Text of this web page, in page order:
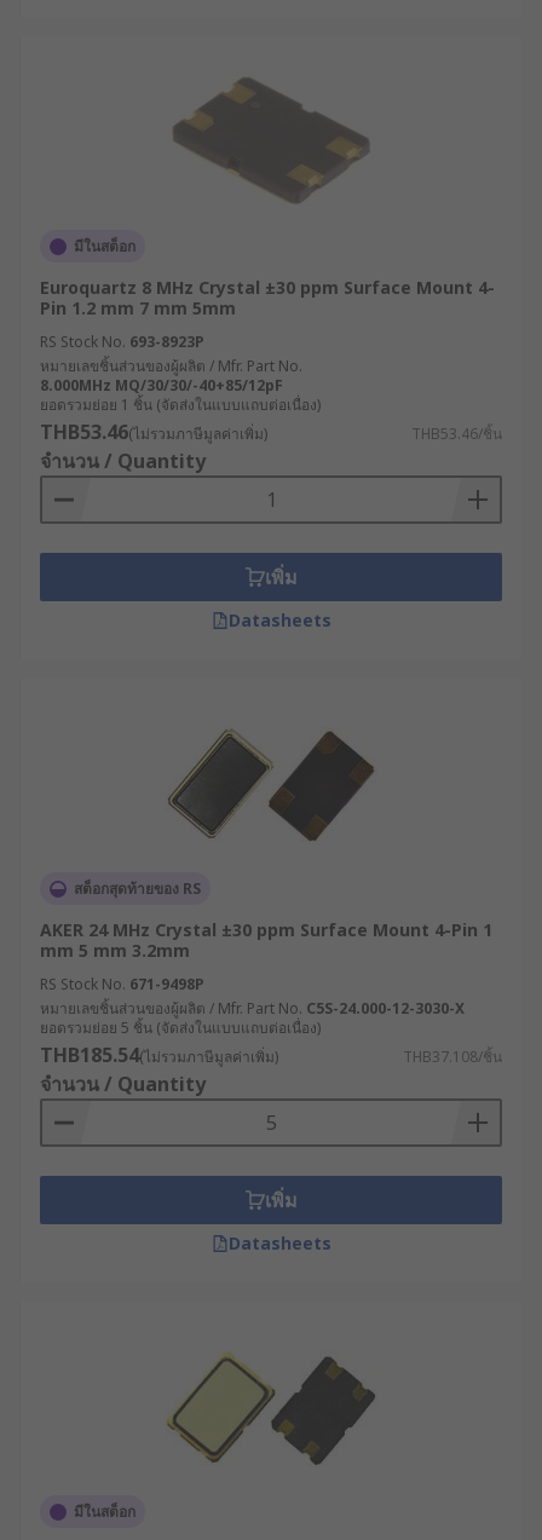
มีในสต็อก
Euroquartz 8 MHz Crystal ±30 ppm Surface Mount 4-
Pin 1.2 mm 7 mm 5mm
RS Stock No. 693-8923P
หมายเลขชิ้นส่วนของผู้ผลิต / Mfr. Part No.
8.000MHz MQ/30/30/-40+85/12pF
ยอดรวมย่อย 1 ชิ้น (จัดส่งในแบบแถบต่อเนื่อง)
THB53.46(ไม่รวมภาษีมูลค่าเพิ่ม) THB53.46/ชิ้น
จำนวน / Quantity
เพิ่ม
Datasheets
สต็อกสุดท้ายของ RS
AKER 24 MHz Crystal ±30 ppm Surface Mount 4-Pin 1
mm 5 mm 3.2mm
RS Stock No. 671-9498P
หมายเลขชิ้นส่วนของผู้ผลิต / Mfr. Part No. C5S-24.000-12-3030-X
ยอดรวมย่อย 5 ชิ้น (จัดส่งในแบบแถบต่อเนื่อง)
THB185.54(ไม่รวมภาษีมูลค่าเพิ่ม) THB37.108/ชิ้น
จำนวน / Quantity
เพิ่ม
Datasheets
มีในสต็อก